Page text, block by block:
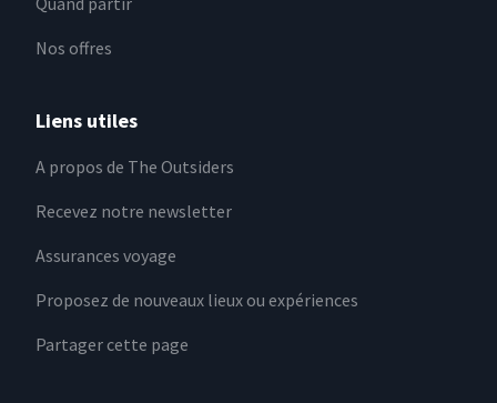
Nos offres
Liens utiles
A propos de The Outsiders
Recevez notre newsletter
Assurances voyage
Proposez de nouveaux lieux ou expériences
Partager cette page